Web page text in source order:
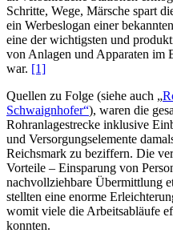
Schritte, Wege, Märsche spart
ein Werbeslogan einer
eine der wichtigsten und
von Anlagen und Apparaten im
war. [1]
Quellen zu Folge (siehe auch „
Schwaignhofer“), waren die
Rohranlagestrecke inklusive
und Versorgungselemente
Reichsmark zu beziffern. Die
Vorteile – Einsparung von
nachvollziehbare Übermittlung
stellten eine enorme
womit viele die Arbeitsabläufe
konnten.